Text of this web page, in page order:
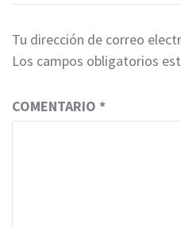
Tu dirección de correo
Los campos obligatorios
COMENTARIO *